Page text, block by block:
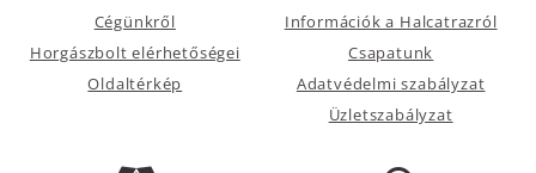
Cégünkről
Horgászbolt elérhetőségei
Oldaltérkép
Információk a Halcatrazról
Csapatunk
Adatvédelmi szabályzat
Üzletszabályzat